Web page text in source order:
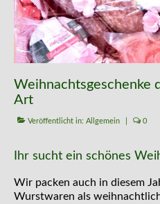
Unser Laden
Unsere Geschichte
Kontakt
Weihnachtsgeschenke
Art
Veröffentlicht in: Allgemein 0
Ihr sucht ein schönes
Wir packen auch in diesem
Wurstwaren als